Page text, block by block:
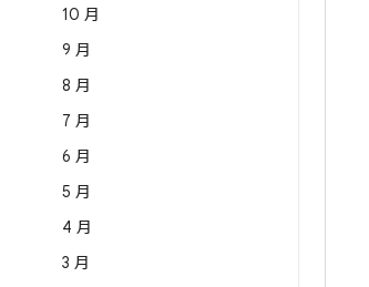
10 月
9 月
8 月
7 月
6 月
5 月
4 月
3 月